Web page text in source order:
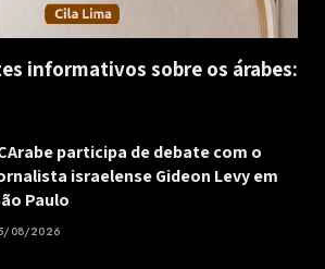
informativos sobre os árabes:
participa de debate com o
israelense Gideon Levy em
Paulo
08/2026